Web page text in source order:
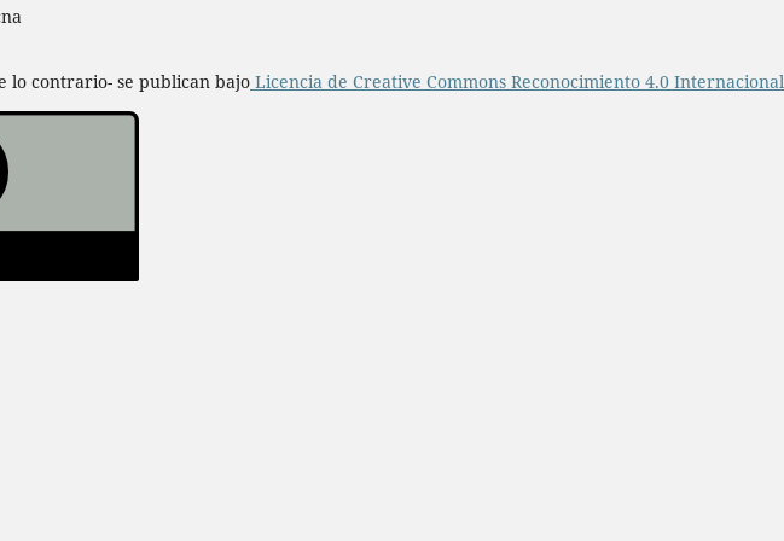
lo contrario- se publican bajo Licencia de Creative Commons Reconocimiento 4.0 Internacional